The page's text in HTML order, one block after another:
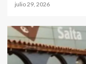
julio 29, 2026